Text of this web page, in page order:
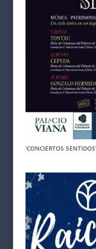
‘CONCIERTOS